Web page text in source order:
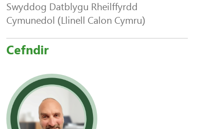
Swyddog Datblygu Rheilffyrdd
Cymunedol (Llinell Calon Cymru)
Cefndir